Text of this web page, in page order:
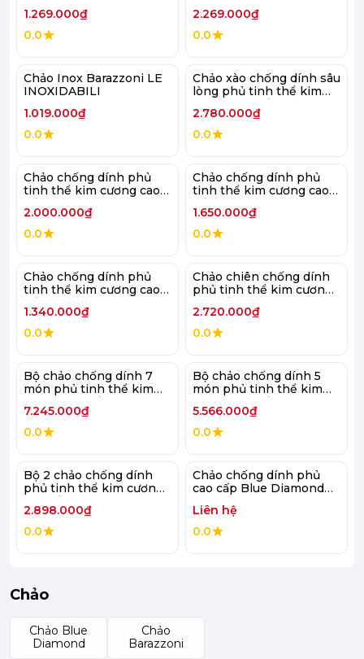
1.269.000₫
0.0
2.269.000₫
0.0
Chảo Inox Barazzoni LE
INOXIDABILI
1.019.000₫
0.0
Chảo xào chống dính sâu
lòng phủ tinh thể kim
cương cao cấp blue
diamond 28cm có nắp
kính
2.780.000₫
0.0
Chảo chống dính phủ
tinh thể kim cương cao
cấp blue diamond 28cm
2.000.000₫
0.0
Chảo chống dính phủ
tinh thể kim cương cao
cấp blue diamond 24cm
1.650.000₫
0.0
Chảo chống dính phủ
tinh thể kim cương cao
cấp blue diamond 20cm
1.340.000₫
0.0
Chảo chiên chống dính
phủ tinh thể kim cương
cao cấp blue diamond
28cm có nắp kính
2.720.000₫
0.0
Bộ chảo chống dính 7
món phủ tinh thể kim
cương cao cấp blue
diamond 20 & 3x28cm
7.245.000₫
0.0
Bộ chảo chống dính 5
món phủ tinh thể kim
cương cao cấp blue
diamond 20 & 2x28cm
5.566.000₫
0.0
Bộ 2 chảo chống dính
phủ tinh thể kim cương
cao cấp blue diamond 24
& 28cm
2.898.000₫
0.0
Chảo chống dính phủ
cao cấp Blue Diamond
Liên hệ
0.0
Chảo
Chảo Blue
Diamond
Chảo
Barazzoni